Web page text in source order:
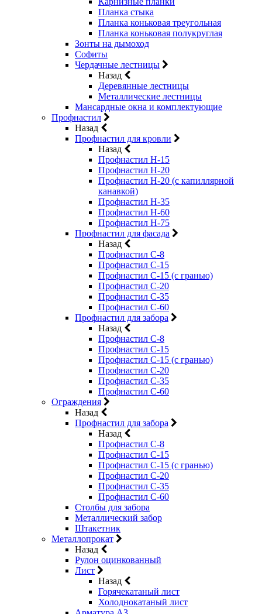
Планка стыка
Планка коньковая треугольная
Планка коньковая полукруглая
Зонты на дымоход
Софиты
Чердачные лестницы
Назад
Деревянные лестницы
Металлические лестницы
Мансардные окна и комплектующие
Профнастил
Назад
Профнастил для кровли
Назад
Профнастил Н-15
Профнастил Н-20
Профнастил Н-20 (с капиллярной
канавкой)
Профнастил Н-35
Профнастил Н-60
Профнастил Н-75
Профнастил для фасада
Назад
Профнастил С-8
Профнастил С-15
Профнастил С-15 (с гранью)
Профнастил С-20
Профнастил С-35
Профнастил С-60
Профнастил для забора
Назад
Профнастил С-8
Профнастил С-15
Профнастил С-15 (с гранью)
Профнастил С-20
Профнастил С-35
Профнастил С-60
Ограждения
Назад
Профнастил для забора
Назад
Профнастил С-8
Профнастил С-15
Профнастил С-15 (с гранью)
Профнастил С-20
Профнастил С-35
Профнастил С-60
Столбы для забора
Металлический забор
Штакетник
Металлопрокат
Назад
Рулон оцинкованный
Лист
Назад
Горячекатаный лист
Холоднокатаный лист